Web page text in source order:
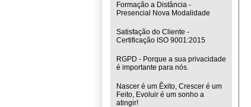
Formação a Distância -
Presencial Nova Modalidade
Satisfação do Cliente -
Certificação ISO 9001:2015
RGPD - Porque a sua privacidade
é importante para nós.
Nascer é um Êxito, Crescer é um
Feito, Evoluir é um sonho a
atingir!